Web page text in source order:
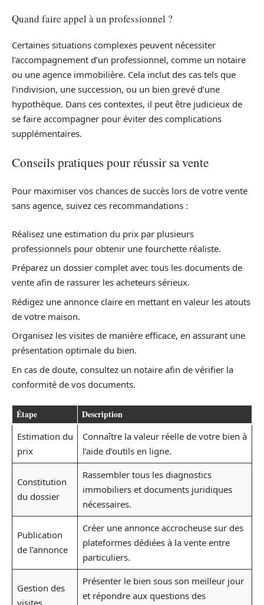
Quand faire appel à un professionnel ?
Certaines situations complexes peuvent nécessiter
l’accompagnement d’un professionnel, comme un notaire
ou une agence immobilière. Cela inclut des cas tels que
l’indivision, une succession, ou un bien grevé d’une
hypothèque. Dans ces contextes, il peut être judicieux de
se faire accompagner pour éviter des complications
supplémentaires.
Conseils pratiques pour réussir sa vente
Pour maximiser vos chances de succès lors de votre vente
sans agence, suivez ces recommandations :
Réalisez une estimation du prix par plusieurs
professionnels pour obtenir une fourchette réaliste.
Préparez un dossier complet avec tous les documents de
vente afin de rassurer les acheteurs sérieux.
Rédigez une annonce claire en mettant en valeur les atouts
de votre maison.
Organisez les visites de manière efficace, en assurant une
présentation optimale du bien.
En cas de doute, consultez un notaire afin de vérifier la
conformité de vos documents.
Étape Description
Estimation du
prix
Connaître la valeur réelle de votre bien à
l’aide d’outils en ligne.
Constitution
du dossier
Rassembler tous les diagnostics
immobiliers et documents juridiques
nécessaires.
Publication
de l’annonce
Créer une annonce accrocheuse sur des
plateformes dédiées à la vente entre
particuliers.
Gestion des
visites
Présenter le bien sous son meilleur jour
et répondre aux questions des